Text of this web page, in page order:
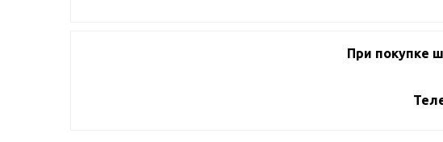
При покупке